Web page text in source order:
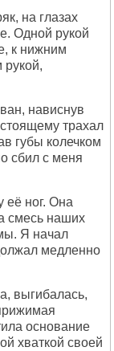
на глазах
Одной рукой
к нижним
нависнув
трахал
губы колечком
сбил с меня
её ног. Она
смесь наших
Я начал
медленно
выгибалась,
основание
хваткой своей